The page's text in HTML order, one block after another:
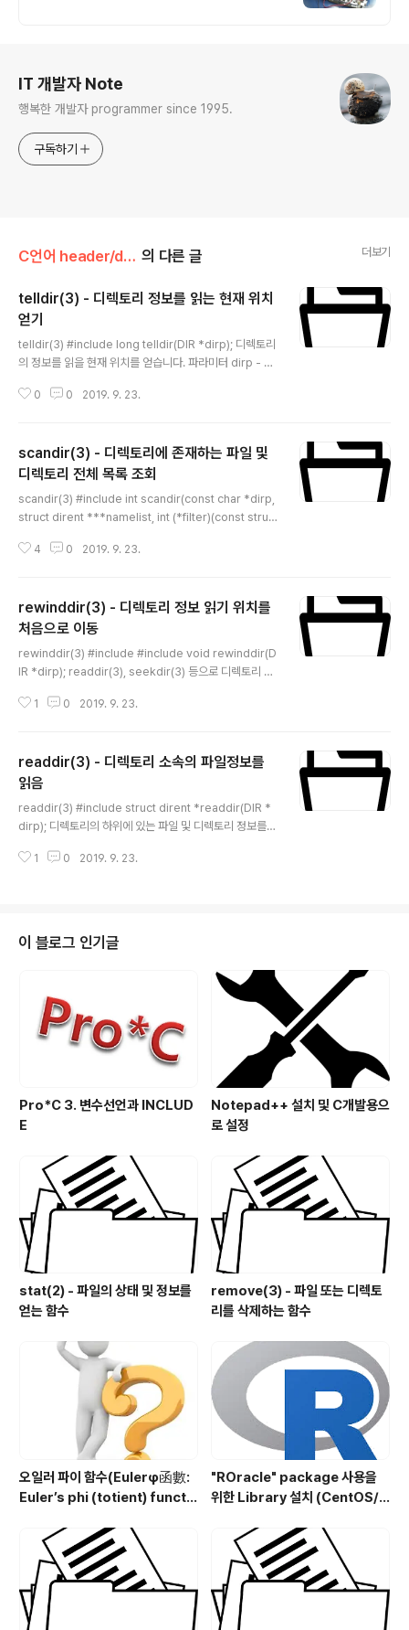
IT 개발자 Note
행복한 개발자 programmer since 1995.
구독하기
C언어 header/dirent.h 의 다른 글 더보기
telldir(3) - 디렉토리 정보를 읽는 현재 위치
얻기
telldir(3) #include long telldir(DIR *dirp); 디렉토리
의 정보를 읽을 현재 위치를 얻습니다. 파라미터 dirp - o
RETURN 0 이상 - 디렉토리 정보를 읽을 현재 위치 정보
활용 예제 Sample). #include #include #include #i
nclude int main(int argc, char **argv) { DIR *dir_
[1024]; long location;..
0 0 2019. 9. 23.
scandir(3) - 디렉토리에 존재하는 파일 및
디렉토리 전체 목록 조회
scandir(3) #include int scandir(const char *dirp,
struct dirent ***namelist, int (*filter)(const struc
onst struct dirent **)); scandir(3)은 파라미터로 넘
니다. 이 함수는 opendir(3), readdir(3), closedir(3)
을 한번에 처리하고 filter와 sorting 기능을 갖는 함수입
간 순서 등으로 sortin..
4 0 2019. 9. 23.
rewinddir(3) - 디렉토리 정보 읽기 위치를
처음으로 이동
rewinddir(3) #include #include void rewinddir(D
IR *dirp); readdir(3), seekdir(3) 등으로 디렉토리 정
음 위치로 이동시킵니다. rewinddir(3)은 fopen(3)함수
면, rewinddir(3)은 directory 정보를 읽는 위치는 처음
으로 돌립니다. 파라미터 dirp - opendir(3) 또는 fdop
제 Sample) directory에 대해서 처음부터 처리를 2회
이상 해야 하는..
1 0 2019. 9. 23.
readdir(3) - 디렉토리 소속의 파일정보를
읽음
readdir(3) #include struct dirent *readdir(DIR *
dirp); 디렉토리의 하위에 있는 파일 및 디렉토리 정보를
정보를 return 합니다. 읽는 순서는 시간 순서, 파일명 순
LL이 아닌 경우 - 파일 또는 directory 정보를 얻습니다.
- LINUX의 struct dirent 구조체는 아래와 같으나, - UN
IX 마다 다르므로 호환성을 유지하기 위해서는 d_name
1 0 2019. 9. 23.
이 블로그 인기글
Pro*C 3. 변수선언과 INCLUD
E
Notepad++ 설치 및 C개발용으
로 설정
stat(2) - 파일의 상태 및 정보를
얻는 함수
remove(3) - 파일 또는 디렉토
리를 삭제하는 함수
오일러 파이 함수(Eulerφ函數:
Euler’s phi (totient) functi
"ROracle" package 사용을
위한 Library 설치 (CentOS/R